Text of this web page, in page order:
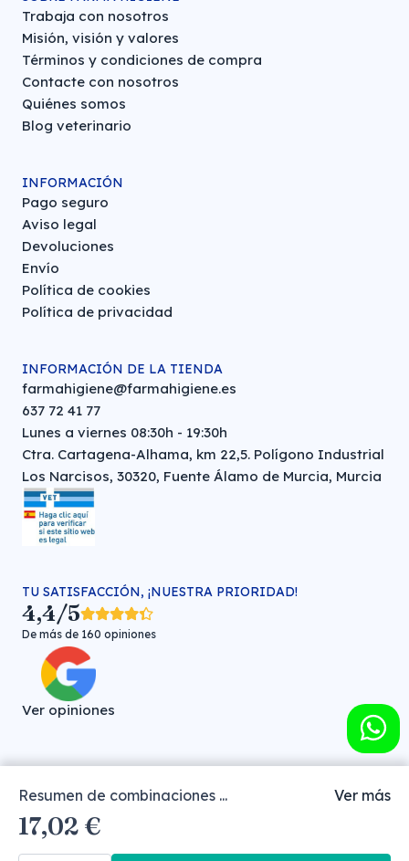
Resumen de combinaciones ... Ver más
17,02 €
Trabaja con nosotros
Misión, visión y valores
Términos y condiciones de compra
Contacte con nosotros
Quiénes somos
Blog veterinario
INFORMACIÓN
Pago seguro
Aviso legal
Devoluciones
Envío
Política de cookies
Política de privacidad
INFORMACIÓN DE LA TIENDA
farmahigiene@farmahigiene.es
637 72 41 77
Lunes a viernes 08:30h - 19:30h
Ctra. Cartagena-Alhama, km 22,5. Polígono Industrial
Los Narcisos, 30320, Fuente Álamo de Murcia, Murcia
TU SATISFACCIÓN, ¡NUESTRA PRIORIDAD!
4,4/5
De más de 160 opiniones
Ver opiniones
Farmacia veterinaria online © FARMA HIGIENE S.L. (CIF: B-
30706451)